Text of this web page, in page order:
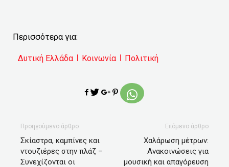
Περισσότερα για:
Δυτική Ελλάδα Κοινωνία Πολιτική
Προηγούμενο άρθρο
Σκίαστρα, καμπίνες και
ντουζιέρες στην πλάζ –
Συνεχίζονται οι
Επόμενο άρθρο
Xαλάρωση μέτρων:
Ανακοινώσεις για
μουσική και απαγόρευση